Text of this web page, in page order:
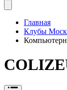
Главная
Клубы